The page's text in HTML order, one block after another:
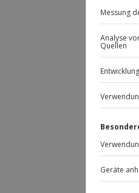
Gibt
du
und